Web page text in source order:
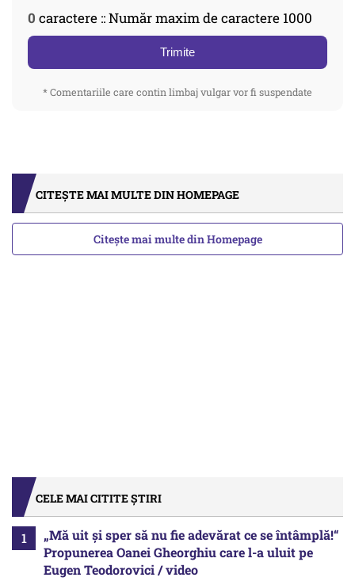
0 caractere :: Număr maxim de caractere 1000
Trimite
* Comentariile care contin limbaj vulgar vor fi suspendate
CITEȘTE MAI MULTE DIN HOMEPAGE
Citește mai multe din Homepage
CELE MAI CITITE ȘTIRI
„Mă uit și sper să nu fie adevărat ce se întâmplă!“
Propunerea Oanei Gheorghiu care l-a uluit pe
Eugen Teodorovici / video